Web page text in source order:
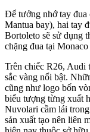
Để tưởng nhớ tay
Mantua bay), hai tay
Bortoleto sẽ sử dụng
chặng đua tại
Trên chiếc R26, Audi
sắc vàng nổi bật.
cũng như logo bốn
biểu tượng từng xuất
Nuvolari cầm lái
sản xuất tạo nên liên